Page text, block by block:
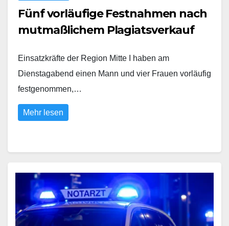
Fünf vorläufige Festnahmen nach
mutmaßlichem Plagiatsverkauf
Einsatzkräfte der Region Mitte I haben am
Dienstagabend einen Mann und vier Frauen vorläufig
festgenommen,…
Mehr lesen